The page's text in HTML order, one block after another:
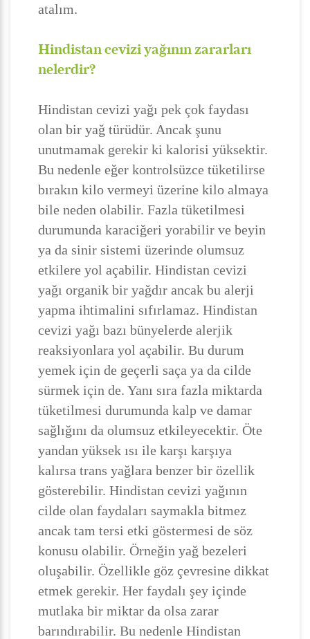
atalım.
Hindistan cevizi yağının zararları
nelerdir?
Hindistan cevizi yağı pek çok faydası
olan bir yağ türüdür. Ancak şunu
unutmamak gerekir ki kalorisi yüksektir.
Bu nedenle eğer kontrolsüzce tüketilirse
bırakın kilo vermeyi üzerine kilo almaya
bile neden olabilir. Fazla tüketilmesi
durumunda karaciğeri yorabilir ve beyin
ya da sinir sistemi üzerinde olumsuz
etkilere yol açabilir. Hindistan cevizi
yağı organik bir yağdır ancak bu alerji
yapma ihtimalini sıfırlamaz. Hindistan
cevizi yağı bazı bünyelerde alerjik
reaksiyonlara yol açabilir. Bu durum
yemek için de geçerli saça ya da cilde
sürmek için de. Yanı sıra fazla miktarda
tüketilmesi durumunda kalp ve damar
sağlığını da olumsuz etkileyecektir. Öte
yandan yüksek ısı ile karşı karşıya
kalırsa trans yağlara benzer bir özellik
gösterebilir. Hindistan cevizi yağının
cilde olan faydaları saymakla bitmez
ancak tam tersi etki göstermesi de söz
konusu olabilir. Örneğin yağ bezeleri
oluşabilir. Özellikle göz çevresine dikkat
etmek gerekir. Her faydalı şey içinde
mutlaka bir miktar da olsa zarar
barındırabilir. Bu nedenle Hindistan